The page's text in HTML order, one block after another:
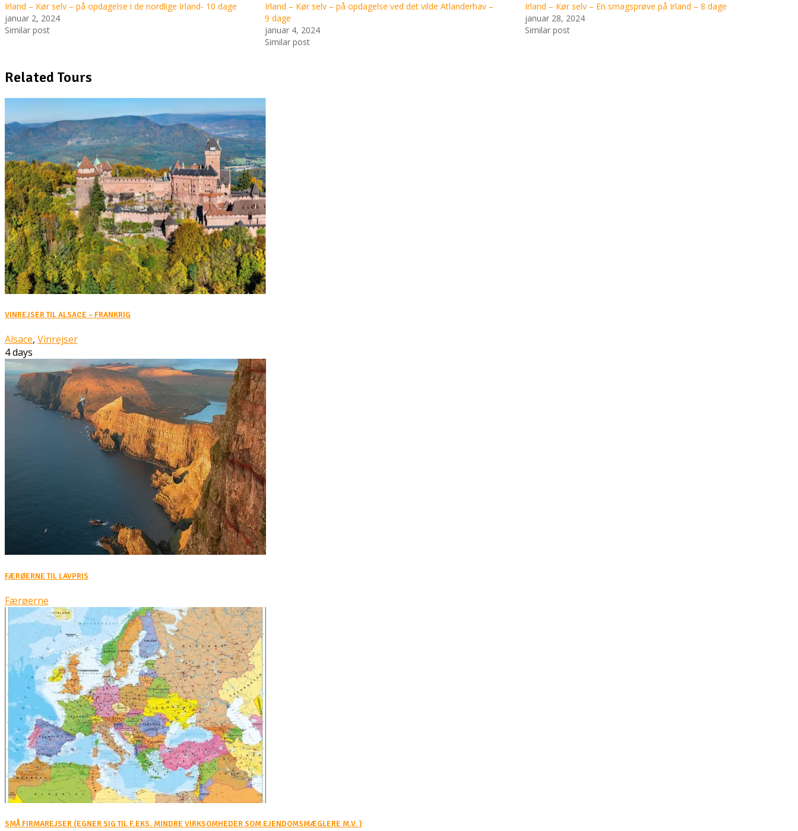
Irland – Kør selv – på opdagelse i de nordlige Irland- 10 dage
januar 2, 2024
Similar post
Irland – Kør selv – på opdagelse ved det vilde Atlanderhav –
9 dage
januar 4, 2024
Similar post
Irland – Kør selv – En smagsprøve på Irland – 8 dage
januar 28, 2024
Similar post
Related Tours
VINREJSER TIL ALSACE – FRANKRIG
Alsace, Vinrejser
4 days
FÆRØERNE TIL LAVPRIS
Færøerne
SMÅ FIRMAREJSER (EGNER SIG TIL F.EKS. MINDRE VIRKSOMHEDER SOM EJENDOMSMÆGLERE M.V. )